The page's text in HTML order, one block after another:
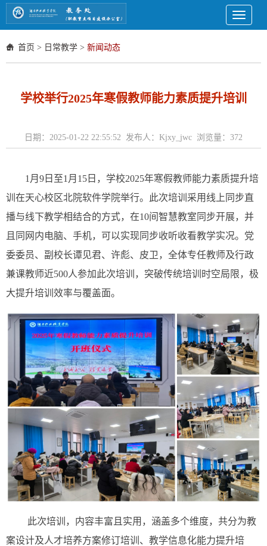
Toggle
首页 > 日常教学 > 新闻动态
学校举行2025年寒假教师能力素质提升培训
日期：2025-01-22 22:55:52 发布人：Kjxy_jwc 浏览量： 372
1月9日至1月15日，学校2025年寒假教师能力素质提升培
训在天心校区北院软件学院举行。此次培训采用线上同步直
播与线下教学相结合的方式，在10间智慧教室同步开展，并
且同网内电脑、手机，可以实现同步收听收看教学实况。党
委委员、副校长谭见君、许彪、皮卫，全体专任教师及行政
兼课教师近500人参加此次培训，突破传统培训时空局限，极
大提升培训效率与覆盖面。
此次培训，内容丰富且实用，涵盖多个维度，共分为教
案设计及人才培养方案修订培训、教学信息化能力提升培